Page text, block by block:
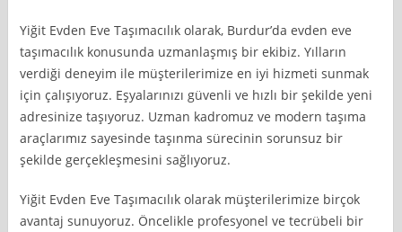
Yiğit Evden Eve Taşımacılık olarak, Burdur’da evden eve
taşımacılık konusunda uzmanlaşmış bir ekibiz. Yılların
verdiği deneyim ile müşterilerimize en iyi hizmeti sunmak
için çalışıyoruz. Eşyalarınızı güvenli ve hızlı bir şekilde yeni
adresinize taşıyoruz. Uzman kadromuz ve modern taşıma
araçlarımız sayesinde taşınma sürecinin sorunsuz bir
şekilde gerçekleşmesini sağlıyoruz.
Yiğit Evden Eve Taşımacılık olarak müşterilerimize birçok
avantaj sunuyoruz. Öncelikle profesyonel ve tecrübeli bir